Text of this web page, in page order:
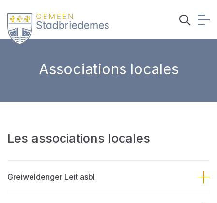
Associations locales
Les associations locales
Greiweldenger Leit asbl